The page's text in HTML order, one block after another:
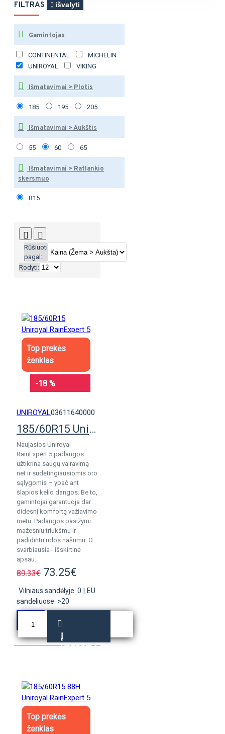
FILTRAS išvalyti
Gamintojas
CONTINENTAL
MICHELIN
UNIROYAL
VIKING
Išmatavimai > Plotis
185 195 205
Išmatavimai > Aukštis
55 60 65
Išmatavimai > Ratlankio
skersmuo
R15
Rūšiuoti
pagal:
Rodyti:
Top prekės
ženklas
-18 %
UNIROYAL03611640000
185/60R15 Uniroyal RainExpert 5
Naujasios Uniroyal
RainExpert 5 padangos
užtikrina saugų vairavimą
net ir sudėtingiausiomis oro
sąlygomis – ypač ant
šlapios kelio dangos. Be to,
gamintojai garantuoja dar
didesnį komfortą važiavimo
metu. Padangos pasižymi
mažesniu triukšmu ir
padidintu ridos našumu. O
svarbiausia - išskirtinė
apsau..
89.33€ 73.25€
Vilniaus sandėlyje: 0
EU
sandėliuose: >20
Į
KREPŠELĮ
Top prekės
ženklas